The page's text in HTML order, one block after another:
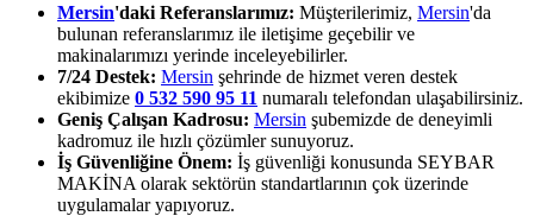
Mersin'daki Referanslarımız: Müşterilerimiz, Mersin'da
bulunan referanslarımız ile iletişime geçebilir ve
makinalarımızı yerinde inceleyebilirler.
7/24 Destek: Mersin şehrinde de hizmet veren destek
ekibimize 0 532 590 95 11 numaralı telefondan ulaşabilirsiniz.
Geniş Çalışan Kadrosu: Mersin şubemizde de deneyimli
kadromuz ile hızlı çözümler sunuyoruz.
İş Güvenliğine Önem: İş güvenliği konusunda SEYBAR
MAKİNA olarak sektörün standartlarının çok üzerinde
uygulamalar yapıyoruz.